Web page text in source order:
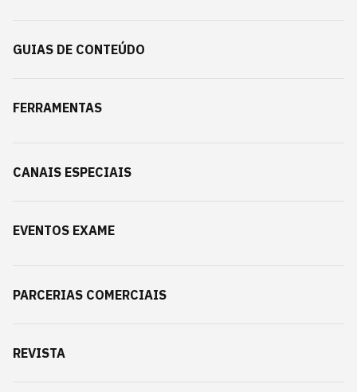
GUIAS DE CONTEÚDO
FERRAMENTAS
CANAIS ESPECIAIS
EVENTOS EXAME
PARCERIAS COMERCIAIS
REVISTA